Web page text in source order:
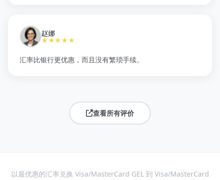
赵娜
★★★★★
汇率比银行更优惠，而且没有繁琐手续。
查看所有评价
以最优惠的汇率兑换 Visa/MasterCard GEL 到 Visa/MasterCard